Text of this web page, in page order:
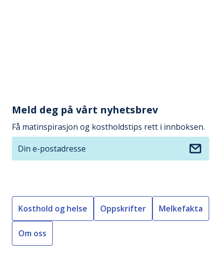
Meld deg på vårt nyhetsbrev
Få matinspirasjon og kostholdstips rett i innboksen.
Din e-postadresse
Kosthold og helse Oppskrifter Melkefakta
Om oss